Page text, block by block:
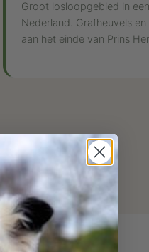
Groot losloopgebied in
Nederland. Grafheuvels
aan het einde van Prins